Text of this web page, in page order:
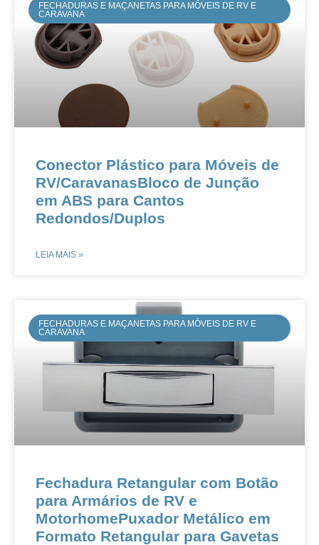
FECHADURAS E MAÇANETAS PARA MÓVEIS DE RV E
CARAVANA
Conector Plástico para Móveis de
RV/CaravanasBloco de Junção
em ABS para Cantos
Redondos/Duplos
LEIA MAIS »
FECHADURAS E MAÇANETAS PARA MÓVEIS DE RV E
CARAVANA
Fechadura Retangular com Botão
para Armários de RV e
Motorhome​​​​Puxador Metálico em
Formato Retangular para Gavetas